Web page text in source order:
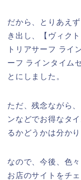
だから、とりあえ
き出し、【ヴィク
トリアサーフ ライ
ーフ ラインタイム
とにしました。
ただ、残念ながら
ンなどでお得なタ
るかどうかは分か
なので、今後、色
お店のサイトをチ